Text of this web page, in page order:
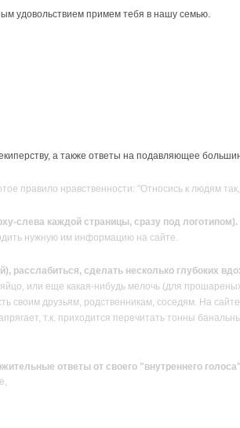
удовольствием примем тебя в нашу семью.
а также ответы на подавляющее
правило нравственности: "Относись к людям
слева каждой страницы, сразу под логотипом).
нужную им информацию на сайте.
расслабиться, сделать несколько глубоких
или еще какая-нибудь мелочь (для
своим друзьям, родственникам, соседям. На
т.к. приходится перечитать тонны
ответы от своего "внутреннего